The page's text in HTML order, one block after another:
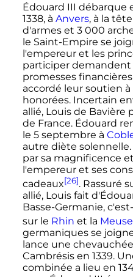
Édouard III débarque
1338, à Anvers, à la
d'armes et 3 000
le Saint-Empire se
l'empereur et les
participer
promesses
accordé leur soutien à
honorées. Incertain
allié, Louis de Bavière
de France. Édouard
le 5 septembre à
autre diète
par sa magnificence
l'empereur et ses
cadeaux[26]. Rassuré
allié, Louis fait d'
Basse-Germanie,
sur le Rhin et la Meuse
germaniques se
lance une
Cambrésis en 1339.
combinée a lieu en